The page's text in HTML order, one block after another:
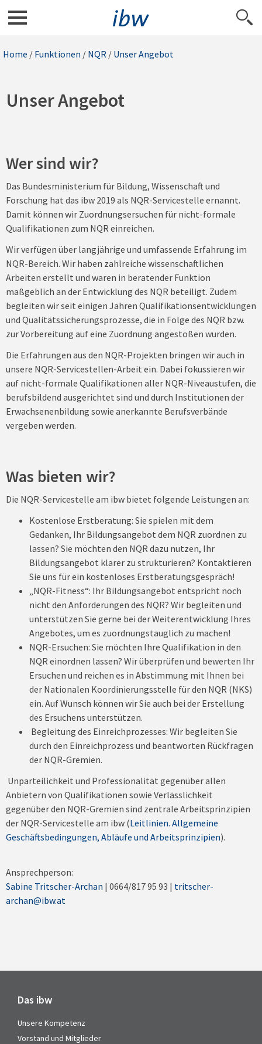
Home / Funktionen / NQR / Unser Angebot
Unser Angebot
Wer sind wir?
Das Bundesministerium für Bildung, Wissenschaft und
Forschung hat das ibw 2019 als NQR-Servicestelle ernannt.
Damit können wir Zuordnungsersuchen für nicht-formale
Qualifikationen zum NQR einreichen.
Wir verfügen über langjährige und umfassende Erfahrung im
NQR-Bereich. Wir haben zahlreiche wissenschaftlichen
Arbeiten erstellt und waren in beratender Funktion
maßgeblich an der Entwicklung des NQR beteiligt. Zudem
begleiten wir seit einigen Jahren Qualifikationsentwicklungen
und Qualitätssicherungsprozesse, die in Folge des NQR bzw.
zur Vorbereitung auf eine Zuordnung angestoßen wurden.
Die Erfahrungen aus den NQR-Projekten bringen wir auch in
unsere NQR-Servicestellen-Arbeit ein. Dabei fokussieren wir
auf nicht-formale Qualifikationen aller NQR-Niveaustufen, die
berufsbildend ausgerichtet sind und durch Institutionen der
Erwachsenenbildung sowie anerkannte Berufsverbände
vergeben werden.
Was bieten wir?
Die NQR-Servicestelle am ibw bietet folgende Leistungen an:
Kostenlose Erstberatung: Sie spielen mit dem
Gedanken, Ihr Bildungsangebot dem NQR zuordnen zu
lassen? Sie möchten den NQR dazu nutzen, Ihr
Bildungsangebot klarer zu strukturieren? Kontaktieren
Sie uns für ein kostenloses Erstberatungsgespräch!
„NQR-Fitness“: Ihr Bildungsangebot entspricht noch
nicht den Anforderungen des NQR? Wir begleiten und
unterstützen Sie gerne bei der Weiterentwicklung Ihres
Angebotes, um es zuordnungstauglich zu machen!
NQR-Ersuchen: Sie möchten Ihre Qualifikation in den
NQR einordnen lassen? Wir überprüfen und bewerten Ihr
Ersuchen und reichen es in Abstimmung mit Ihnen bei
der Nationalen Koordinierungsstelle für den NQR (NKS)
ein. Auf Wunsch können wir Sie auch bei der Erstellung
des Ersuchens unterstützen.
Begleitung des Einreichprozesses: Wir begleiten Sie
durch den Einreichprozess und beantworten Rückfragen
der NQR-Gremien.
Unparteilichkeit und Professionalität gegenüber allen
Anbietern von Qualifikationen sowie Verlässlichkeit
gegenüber den NQR-Gremien sind zentrale Arbeitsprinzipien
der NQR-Servicestelle am ibw (Leitlinien. Allgemeine
Geschäftsbedingungen, Abläufe und Arbeitsprinzipien).
Ansprechperson:
Sabine Tritscher-Archan | 0664/817 95 93 | tritscher-
archan@ibw.at
Das ibw
Unsere Kompetenz
Vorstand und Mitglieder